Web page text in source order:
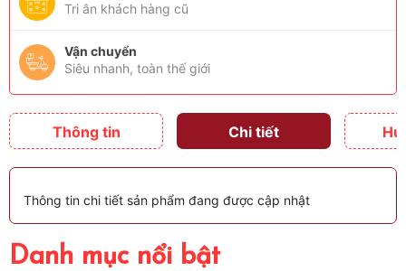
Tri ân khách hàng cũ
Vận chuyển
Siêu nhanh, toàn thế giới
Thông tin Chi tiết
Thông tin chi tiết sản phẩm đang được cập nhật
Danh mục nổi bật